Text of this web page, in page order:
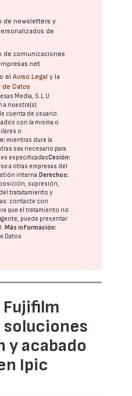
de newsletters y
de
de comunicaciones
elAviso Legal y la
de Datos
Media, S.L.U.
a nuestra(s)
cuenta de usuario.
con la misma o
o
mientras dure la
sea necesario para
especificadasCesión:
a otras empresas del
interna. Derechos:
supresión,
tratatamiento y
contacte con
que el tratamiento no
puede presentar
. Más información:
Datos
y acabado
Ipic